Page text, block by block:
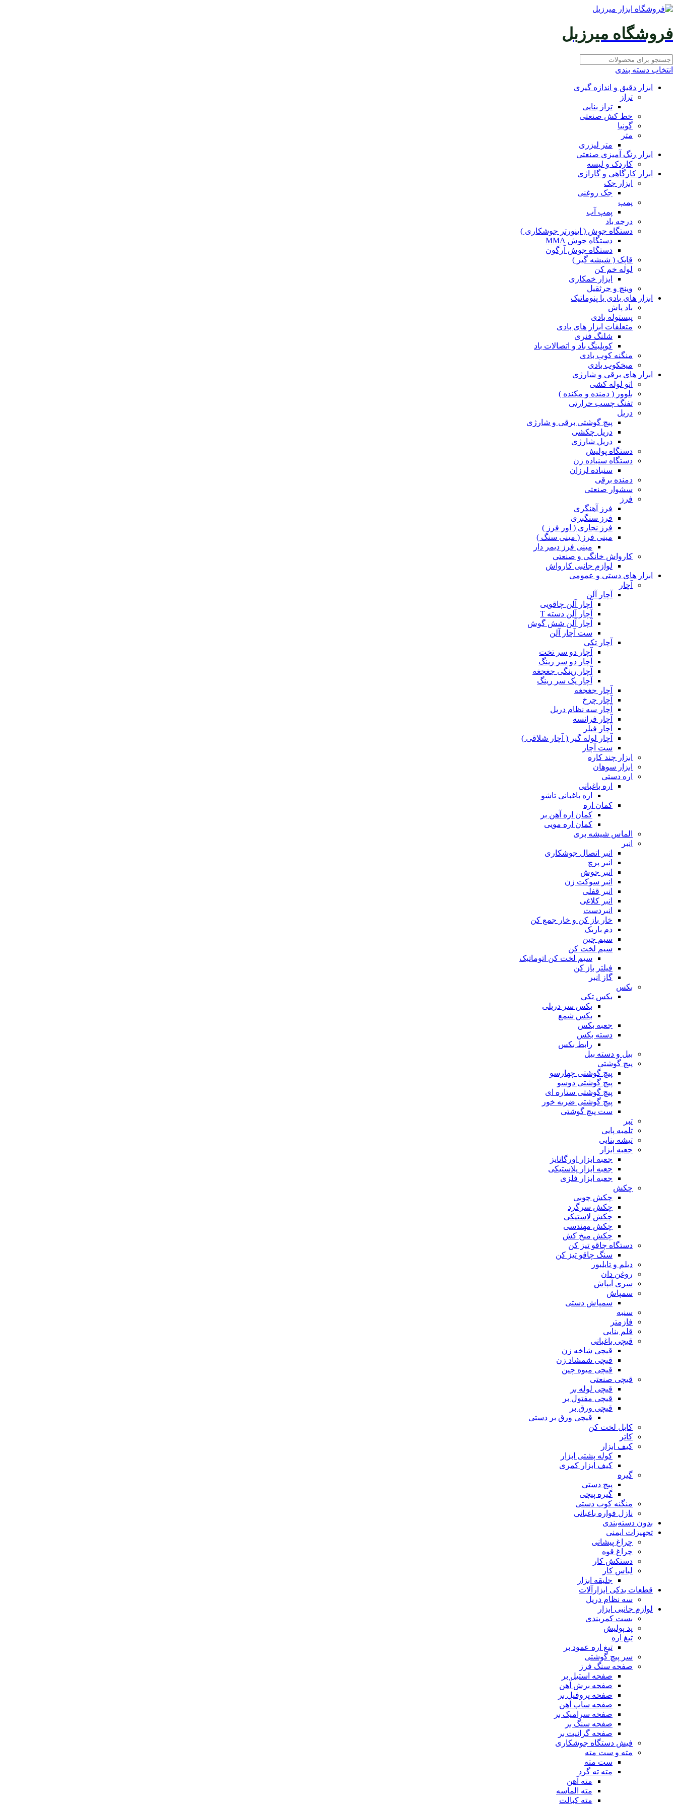
فروشگاه میرزبل
انتخاب دسته بندی
ابزار دقیق و اندازه گیری
تراز
تراز بنایی
خط کش صنعتی
گونیا
متر
متر لیزری
ابزار رنگ آمیزی صنعتی
کاردک و لیسه
ابزار کارگاهی و گاراژی
ابزار جک
جک روغنی
پمپ
پمپ آب
درجه باد
دستگاه جوش ( اینورتر جوشکاری )
دستگاه جوش MMA
دستگاه جوش آرگون
قاپک ( شیشه گیر )
لوله خم کن
ابزار خمکاری
وینچ و جرثقیل
ابزار های بادی یا پنوماتیک
باد پاش
پیستوله بادی
متعلقات ابزار های بادی
شلنگ فنری
کوپلینگ باد و اتصالات باد
منگنه کوب بادی
میخکوب بادی
ابزار های برقی و شارژی
اتو لوله کشی
بلوور ( دمنده و مکنده )
تفنگ چسب حرارتی
دریل
پیچ گوشتی برقی و شارژی
دریل چکشی
دریل شارژی
دستگاه پولیش
دستگاه سنباده زن
سنباده لرزان
دمنده برقی
سشوار صنعتی
فرز
فرز آهنگری
فرز سنگبری
فرز نجاری ( اور فرز )
مینی فرز ( مینی سنگ )
مینی فرز دیمر دار
کارواش خانگی و صنعتی
لوازم جانبی کارواش
ابزار های دستی و عمومی
آچار
آچار آلن
آچار آلن چاقویی
آچار آلن دسته T
آچار آلن شش گوش
ست آچار آلن
آچار تکی
آچار دو سر تخت
آچار دو سر رینگ
آچار رینگی جغجغه
آچار یک سر رینگ
آچار جغجغه
آچار چرخ
آچار سه نظام دریل
آچار فرانسه
آچار فیلر
آچار لوله گیر ( آچار شلاقی )
ست آچار
ابزار چند کاره
ابزار سوهان
اره دستی
اره باغبانی
اره باغبانی تاشو
کمان اره
کمان اره آهن بر
کمان اره مویی
الماس شیشه بری
انبر
انبر اتصال جوشکاری
انبر پرچ
انبر جوش
انبر سوکت زن
انبر قفلی
انبر کلاغی
انبردست
خار باز کن و خار جمع کن
دم باریک
سیم چین
سیم لخت کن
سیم لخت کن اتوماتیک
فیلتر باز کن
گاز انبر
بکس
بکس تکی
بکس سر دریلی
بکس شمع
جعبه بکس
دسته بکس
رابط بکس
بیل و دسته بیل
پیچ گوشتی
پیچ گوشتی چهارسو
پیچ گوشتی دوسو
پیچ گوشتی ستاره‌ ای
پیچ گوشتی ضربه خور
ست پیچ گوشتی
تبر
تلمبه پایی
تیشه بنایی
جعبه ابزار
جعبه ابزار اورگانایز
جعبه ابزار پلاستیکی
جعبه ابزار فلزی
چکش
چکش چوبی
چکش سرگرد
چکش لاستیکی
چکش مهندسی
چکش میخ کش
دستگاه چاقو تیز کن
سنگ چاقو تیز کن
دیلم و تایلیور
روغن دان
سری آبپاش
سمپاش
سمپاش دستی
سنبه
فازمتر
قلم بنایی
قیچی باغبانی
قیچی شاخه زن
قیچی شمشاد زن
قیچی میوه چین
قیچی صنعتی
قیچی لوله بر
قیچی مفتول بر
قیچی ورق بر
قیچی ورق بر دستی
کابل لخت کن
کاتر
کیف ابزار
کوله پشتی ابزار
کیف ابزار کمری
گیره
پیچ دستی
گیره پیچی
منگنه کوب دستی
نازل فواره باغبانی
بدون دسته‌بندی
تجهیزات ایمنی
چراغ پیشانی
چراغ قوه
دستکش کار
لباس کار
جلیقه ابزار
قطعات یدکی ابزارآلات
سه نظام دریل
لوازم جانبی ابزار
بست کمربندی
پد پولیش
تیغ اره
تیغ اره عمود بر
سر پیچ گوشتی
صفحه سنگ فرز
صفحه استیل بر
صفحه برش آهن
صفحه پروفیل بر
صفحه ساب آهن
صفحه سرامیک بر
صفحه سنگ بر
صفحه گرانیت بر
فیش دستگاه جوشکاری
مته و ست مته
ست مته
مته ته گرد
مته آهن
مته الماسه
مته کبالت